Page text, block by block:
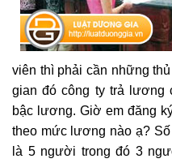
viên thì phải cần những
gian đó công ty trả lương
bậc lương. Giờ em đăng
theo mức lương nào ạ?
là 5 người trong đó 3